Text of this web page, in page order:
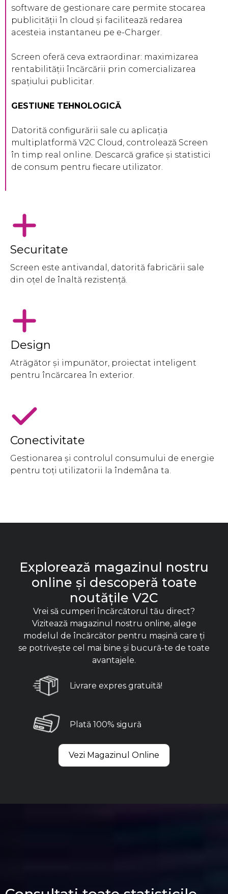
software de gestionare care permite stocarea
publicității în cloud și facilitează redarea
acesteia instantaneu pe e-Charger.
Screen oferă ceva extraordinar: maximizarea
rentabilității încărcării prin comercializarea
spațiului publicitar.
GESTIUNE TEHNOLOGICĂ
Datorită configurării sale cu aplicația
multiplatformă V2C Cloud, controlează Screen
în timp real online. Descarcă grafice și statistici
de consum pentru fiecare utilizator.
Securitate
Screen este antivandal, datorită fabricării sale
din oțel de înaltă rezistență.
Design
Atrăgător și impunător, proiectat inteligent
pentru încărcarea în exterior.
Conectivitate
Gestionarea și controlul consumului de energie
pentru toți utilizatorii la îndemâna ta.
Explorează magazinul nostru
online și descoperă toate
noutățile V2C
Vrei să cumperi încărcătorul tău direct?
Vizitează magazinul nostru online, alege
modelul de încărcător pentru mașină care ți
se potrivește cel mai bine și bucură-te de toate
avantajele.
Livrare expres gratuită!
Plată 100% sigură
Vezi Magazinul Online